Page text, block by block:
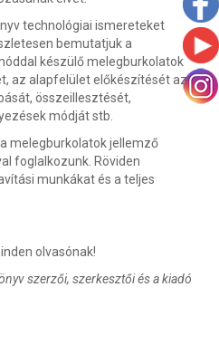
technológiai ismereteket
bemutatjuk a
készülő melegburkolatok
az alapfelület előkészítését az
összeillesztését,
módját stb.
melegburkolatok jellemző
foglalkozunk. Röviden
munkákat és a teljes
olvasónak!
szerzői, szerkesztői és a kiadó